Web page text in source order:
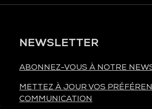
NEWSLETTER
ABONNEZ-VOUS À NOTRE
METTEZ À JOUR VOS
COMMUNICATION